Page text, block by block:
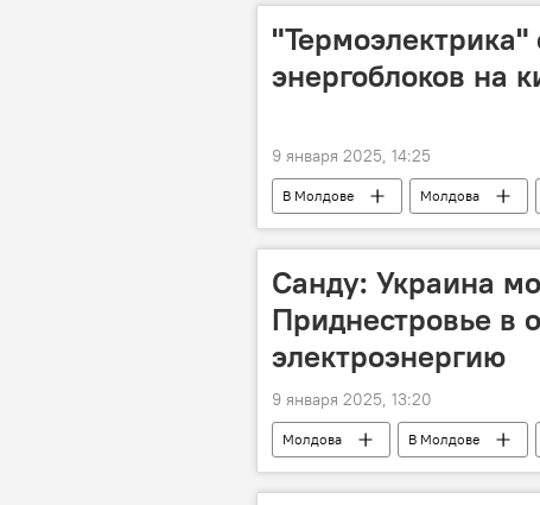
энергоблоков на
9 января 2025, 14:25
В Молдове Молдова
Санду: Украина
Приднестровье в
электроэнергию
9 января 2025, 13:20
Молдова В Молдове